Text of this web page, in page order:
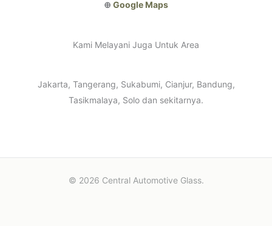
⊕ Google Maps
Kami Melayani Juga Untuk Area
Jakarta, Tangerang, Sukabumi, Cianjur, Bandung,
Tasikmalaya, Solo dan sekitarnya.
© 2026 Central Automotive Glass.